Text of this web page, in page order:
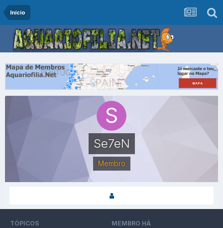
Início
Se7eN
Membro
TÓPICOS MEMBRO HÁ